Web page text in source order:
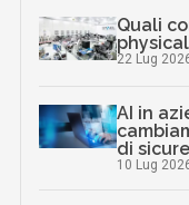
Quali
22 Lug
AI in
di
10 Lug